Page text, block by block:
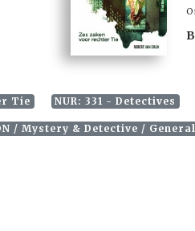
Tie NUR: 331 - Detectives
/ Mystery & Detective / General